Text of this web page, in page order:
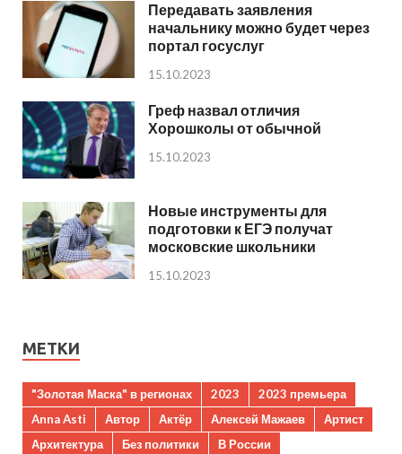
Передавать заявления
начальнику можно будет через
портал госуслуг
15.10.2023
Греф назвал отличия
Хорошколы от обычной
15.10.2023
Новые инструменты для
подготовки к ЕГЭ получат
московские школьники
15.10.2023
МЕТКИ
"Золотая Маска" в регионах 2023
2023 премьера
Anna Asti
Автор Актёр Алексей Мажаев
Артист
Архитектура
Без политики
В России